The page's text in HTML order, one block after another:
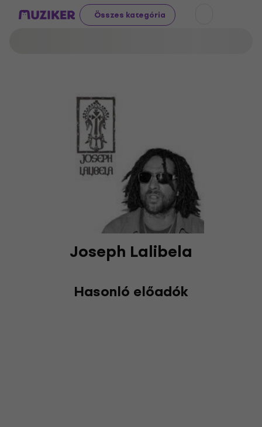
Összes kategória
Joseph Lalibela
Hasonló előadók